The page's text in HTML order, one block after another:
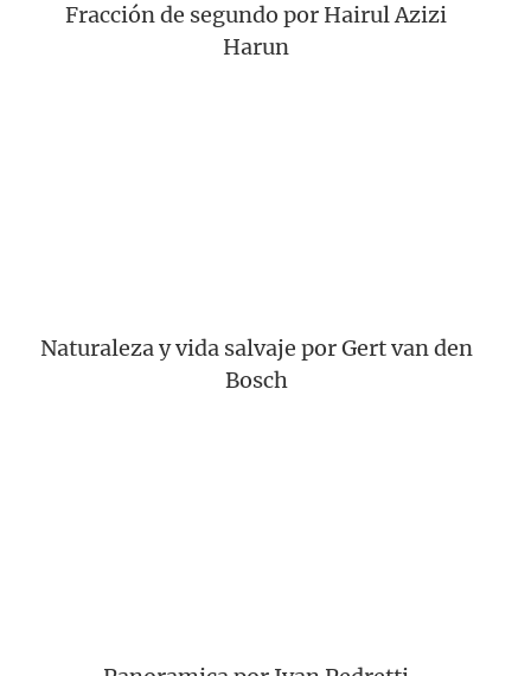
Fracción de segundo por Hairul Azizi
Harun
Naturaleza y vida salvaje por Gert van den
Bosch